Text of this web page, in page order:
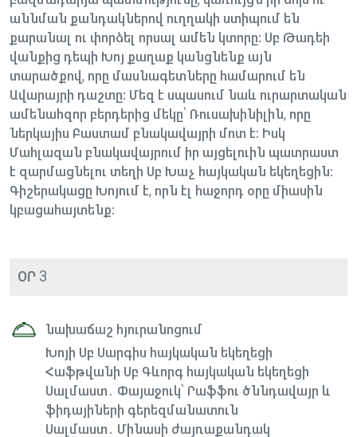
աննման քանդակներով ուղղակի ստիպում են
քարանալ ու փորձել որսալ ամեն կտորը: Սբ Թադեի
վանքից դեպի Խոյ քաղաք կանցնենք այն
տարածքով, որը մասնագետները համարում են
Ավարայրի դաշտը: Մեզ է սպասում նաև ուրարտական
ամենահզոր բերդերից մեկը՝ Ռուսախինիլին, որը
ներկայիս Բաստամ բնակավայրի մոտ է։ Իսկ
Մահլազան բնակավայրում իր այցելուին պատրաստ
է զարմացնելու տեղի Սբ Խաչ հայկական եկեղեցին։
Գիշերակացը Խոյում է, որն էլ հաջորդ օրը միասին
կբացահայտենք։
ՕՐ 3
նախաճաշ հյուրանոցում
Խոյի Սբ Սարգիս հայկական եկեղեցի
Հաֆթվանի Սբ Գևորգ հայկական եկեղեցի
Սալմաստ․ Փայաջուկ՝ Րաֆֆու ծննդավայր և
ֆիդայիների գերեզմանատուն
Սալմաստ․ Մինասի ժայռաքանդակ